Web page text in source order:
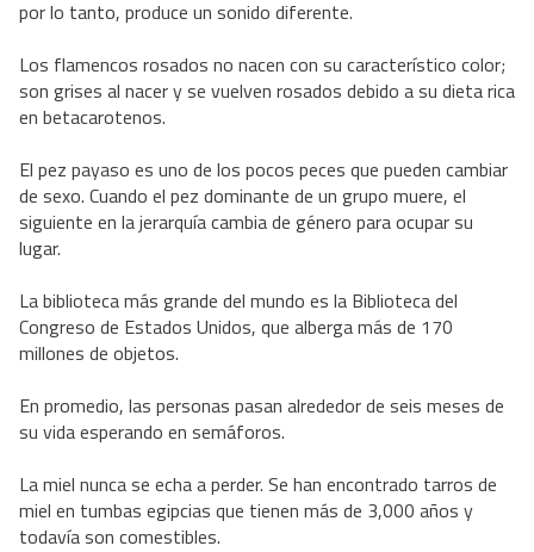
por lo tanto, produce un sonido diferente.
Los flamencos rosados no nacen con su característico color;
son grises al nacer y se vuelven rosados debido a su dieta rica
en betacarotenos.
El pez payaso es uno de los pocos peces que pueden cambiar
de sexo. Cuando el pez dominante de un grupo muere, el
siguiente en la jerarquía cambia de género para ocupar su
lugar.
La biblioteca más grande del mundo es la Biblioteca del
Congreso de Estados Unidos, que alberga más de 170
millones de objetos.
En promedio, las personas pasan alrededor de seis meses de
su vida esperando en semáforos.
La miel nunca se echa a perder. Se han encontrado tarros de
miel en tumbas egipcias que tienen más de 3,000 años y
todavía son comestibles.